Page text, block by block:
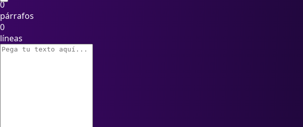
0
párrafos
0
líneas